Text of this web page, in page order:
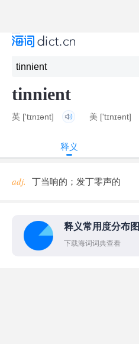
tinnient
英 ['tɪnɪənt] 美 ['tɪnɪənt]
释义
adj. 丁当响的；发丁零声的
释义常用度分布图
下载海词词典查看